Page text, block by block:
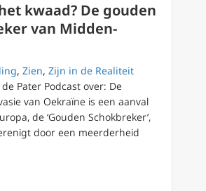
kwaad? De gouden
van Midden-
, Zien, Zijn in de Realiteit
Pater Podcast over: De
van Oekraïne is een aanval
de ‘Gouden Schokbreker’,
door een meerderheid
Zien we het kwaad? De gouden